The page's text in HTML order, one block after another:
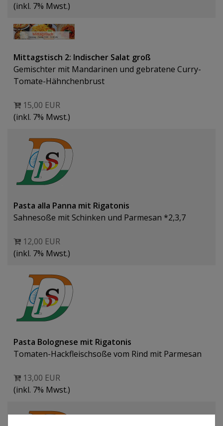
(inkl. 7% Mwst.)
Mittagstisch 2: Indischer Salat groß
Gemischter mit Mandarinen und gebratene Curry-
Tomate-Hähnchenbrust
15,00 EUR
(inkl. 7% Mwst.)
Pasta alla Panna mit Rigatonis
Sahnesoße mit Schinken und Parmesan *2,3,7
12,00 EUR
(inkl. 7% Mwst.)
Pasta Bolognese mit Rigatonis
Tomaten-Hackfleischsoße vom Rind mit Parmesan
13,00 EUR
(inkl. 7% Mwst.)